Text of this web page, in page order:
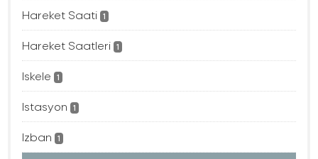
Hareket Saati 1
Hareket Saatleri 1
Iskele 1
Istasyon 1
Izban 1